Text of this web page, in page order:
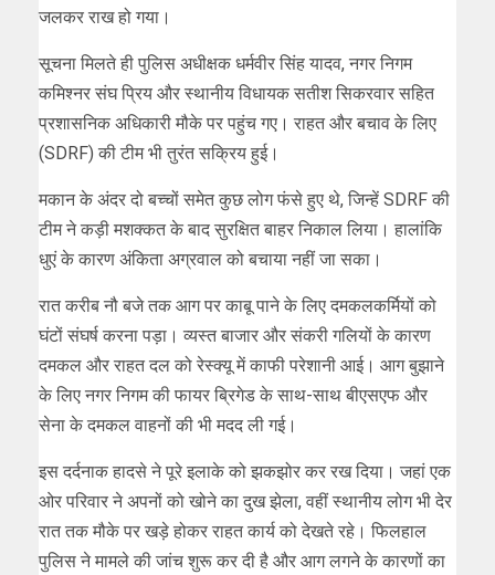
जलकर राख हो गया।
सूचना मिलते ही पुलिस अधीक्षक धर्मवीर सिंह यादव, नगर निगम
कमिश्नर संघ प्रिय और स्थानीय विधायक सतीश सिकरवार सहित
प्रशासनिक अधिकारी मौके पर पहुंच गए। राहत और बचाव के लिए
(SDRF) की टीम भी तुरंत सक्रिय हुई।
मकान के अंदर दो बच्चों समेत कुछ लोग फंसे हुए थे, जिन्हें SDRF की
टीम ने कड़ी मशक्कत के बाद सुरक्षित बाहर निकाल लिया। हालांकि
धुएं के कारण अंकिता अग्रवाल को बचाया नहीं जा सका।
रात करीब नौ बजे तक आग पर काबू पाने के लिए दमकलकर्मियों को
घंटों संघर्ष करना पड़ा। व्यस्त बाजार और संकरी गलियों के कारण
दमकल और राहत दल को रेस्क्यू में काफी परेशानी आई। आग बुझाने
के लिए नगर निगम की फायर ब्रिगेड के साथ-साथ बीएसएफ और
सेना के दमकल वाहनों की भी मदद ली गई।
इस दर्दनाक हादसे ने पूरे इलाके को झकझोर कर रख दिया। जहां एक
ओर परिवार ने अपनों को खोने का दुख झेला, वहीं स्थानीय लोग भी देर
रात तक मौके पर खड़े होकर राहत कार्य को देखते रहे। फिलहाल
पुलिस ने मामले की जांच शुरू कर दी है और आग लगने के कारणों का